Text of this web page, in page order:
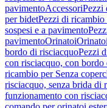
pavimentoAccessoriPezzi
per bidetPezzi di
sospesi e a pavimento
pavimentoOrinatoi
bordo di risciacquoPezzi
con risciacquo, con bordo
ricambio per Senza
risciacquo, senza brida di
funzionamento con